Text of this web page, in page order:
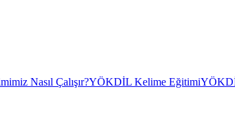
Nasıl Çalışır?YÖKDİL Kelime Eğitimi